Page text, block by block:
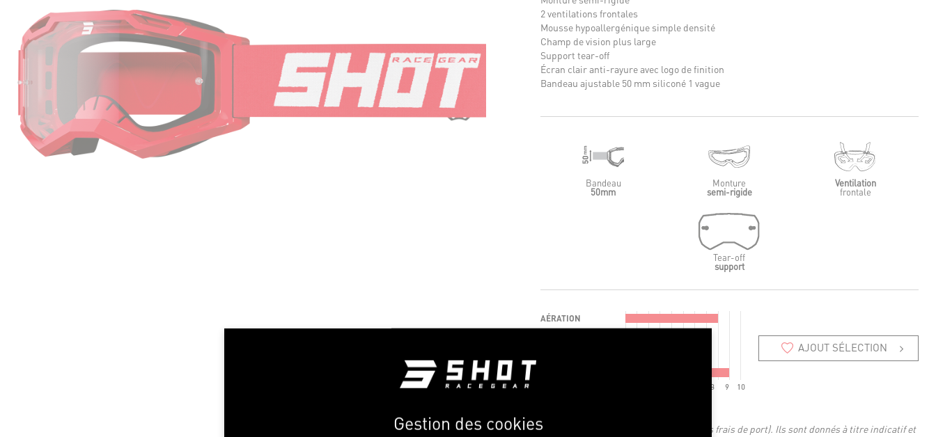
2 ventilations frontales
Mousse hypoallergénique simple densité
Champ de vision plus large
Support tear-off
Écran clair anti-rayure avec logo de finition
Bandeau ajustable 50 mm siliconé 1 vague
Bandeau
50mm
Monture
semi-rigide
Ventilation
frontale
Tear-off
support
AÉRATION
8 9 10
AJOUT SÉLECTION
Nos prix s'entendent TTC en euros (hors frais de port). Ils sont donnés à titre indicatif et
Gestion des cookies